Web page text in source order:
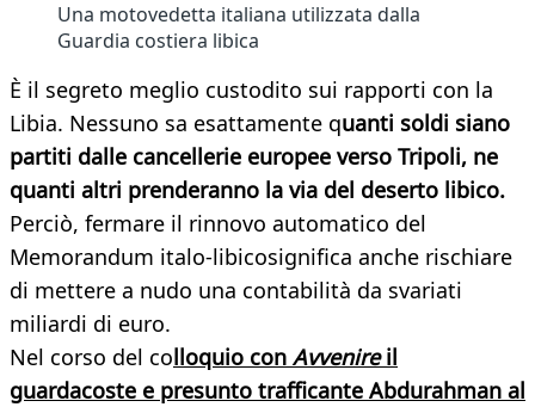
Una motovedetta italiana utilizzata dalla
Guardia costiera libica
È il segreto meglio custodito sui rapporti con la
Libia. Nessuno sa esattamente quanti soldi siano
partiti dalle cancellerie europee verso Tripoli, ne
quanti altri prenderanno la via del deserto libico.
Perciò, fermare il rinnovo automatico del
Memorandum italo-libicosignifica anche rischiare
di mettere a nudo una contabilità da svariati
miliardi di euro.
Nel corso del colloquio con Avvenireil
guardacoste e presunto trafficante Abdurahman al